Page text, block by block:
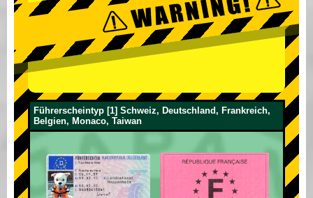
Führerscheintyp [1] Schweiz, Deutschland, Frankreich,
Belgien, Monaco, Taiwan